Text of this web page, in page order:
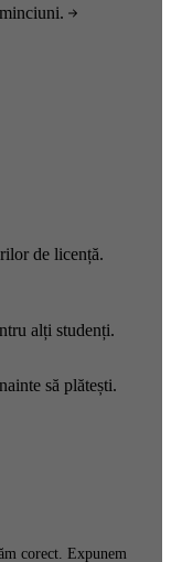
de licență.
alți studenți.
să plătești.
corect. Expunem